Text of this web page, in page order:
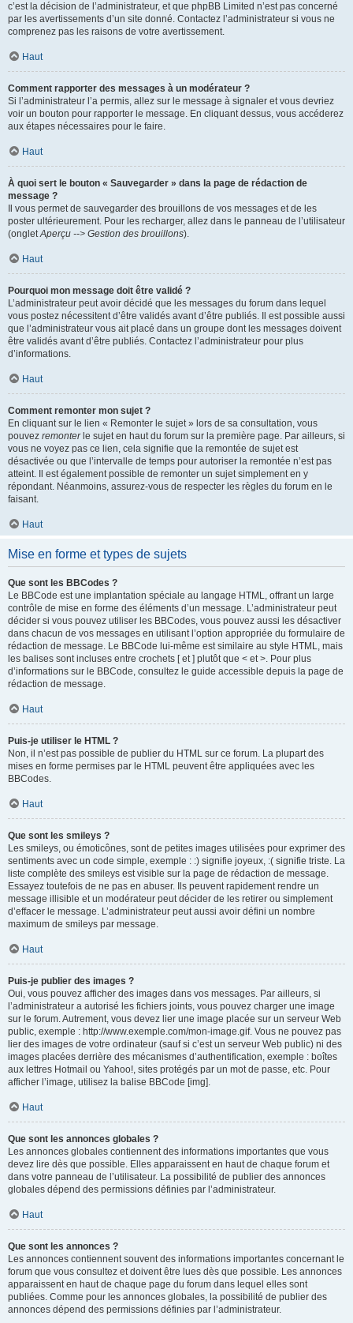
c’est la décision de l’administrateur, et que phpBB Limited n’est pas concerné
par les avertissements d’un site donné. Contactez l’administrateur si vous ne
comprenez pas les raisons de votre avertissement.
Haut
Comment rapporter des messages à un modérateur ?
Si l’administrateur l’a permis, allez sur le message à signaler et vous devriez
voir un bouton pour rapporter le message. En cliquant dessus, vous accéderez
aux étapes nécessaires pour le faire.
Haut
À quoi sert le bouton « Sauvegarder » dans la page de rédaction de
message ?
Il vous permet de sauvegarder des brouillons de vos messages et de les
poster ultérieurement. Pour les recharger, allez dans le panneau de l’utilisateur
(ongletAperçu --> Gestion des brouillons).
Haut
Pourquoi mon message doit être validé ?
L’administrateur peut avoir décidé que les messages du forum dans lequel
vous postez nécessitent d’être validés avant d’être publiés. Il est possible aussi
que l’administrateur vous ait placé dans un groupe dont les messages doivent
être validés avant d’être publiés. Contactez l’administrateur pour plus
d’informations.
Haut
Comment remonter mon sujet ?
En cliquant sur le lien « Remonter le sujet » lors de sa consultation, vous
pouvez remonterle sujet en haut du forum sur la première page. Par ailleurs, si
vous ne voyez pas ce lien, cela signifie que la remontée de sujet est
désactivée ou que l’intervalle de temps pour autoriser la remontée n’est pas
atteint. Il est également possible de remonter un sujet simplement en y
répondant. Néanmoins, assurez-vous de respecter les règles du forum en le
faisant.
Haut
Mise en forme et types de sujets
Que sont les BBCodes ?
Le BBCode est une implantation spéciale au langage HTML, offrant un large
contrôle de mise en forme des éléments d’un message. L’administrateur peut
décider si vous pouvez utiliser les BBCodes, vous pouvez aussi les désactiver
dans chacun de vos messages en utilisant l’option appropriée du formulaire de
rédaction de message. Le BBCode lui-même est similaire au style HTML, mais
les balises sont incluses entre crochets [ et ] plutôt que < et >. Pour plus
d’informations sur le BBCode, consultez le guide accessible depuis la page de
rédaction de message.
Haut
Puis-je utiliser le HTML ?
Non, il n’est pas possible de publier du HTML sur ce forum. La plupart des
mises en forme permises par le HTML peuvent être appliquées avec les
BBCodes.
Haut
Que sont les smileys ?
Les smileys, ou émoticônes, sont de petites images utilisées pour exprimer des
sentiments avec un code simple, exemple : :) signifie joyeux, :( signifie triste. La
liste complète des smileys est visible sur la page de rédaction de message.
Essayez toutefois de ne pas en abuser. Ils peuvent rapidement rendre un
message illisible et un modérateur peut décider de les retirer ou simplement
d’effacer le message. L’administrateur peut aussi avoir défini un nombre
maximum de smileys par message.
Haut
Puis-je publier des images ?
Oui, vous pouvez afficher des images dans vos messages. Par ailleurs, si
l’administrateur a autorisé les fichiers joints, vous pouvez charger une image
sur le forum. Autrement, vous devez lier une image placée sur un serveur Web
public, exemple : http://www.exemple.com/mon-image.gif. Vous ne pouvez pas
lier des images de votre ordinateur (sauf si c’est un serveur Web public) ni des
images placées derrière des mécanismes d’authentification, exemple : boîtes
aux lettres Hotmail ou Yahoo!, sites protégés par un mot de passe, etc. Pour
afficher l’image, utilisez la balise BBCode [img].
Haut
Que sont les annonces globales ?
Les annonces globales contiennent des informations importantes que vous
devez lire dès que possible. Elles apparaissent en haut de chaque forum et
dans votre panneau de l’utilisateur. La possibilité de publier des annonces
globales dépend des permissions définies par l’administrateur.
Haut
Que sont les annonces ?
Les annonces contiennent souvent des informations importantes concernant le
forum que vous consultez et doivent être lues dès que possible. Les annonces
apparaissent en haut de chaque page du forum dans lequel elles sont
publiées. Comme pour les annonces globales, la possibilité de publier des
annonces dépend des permissions définies par l’administrateur.